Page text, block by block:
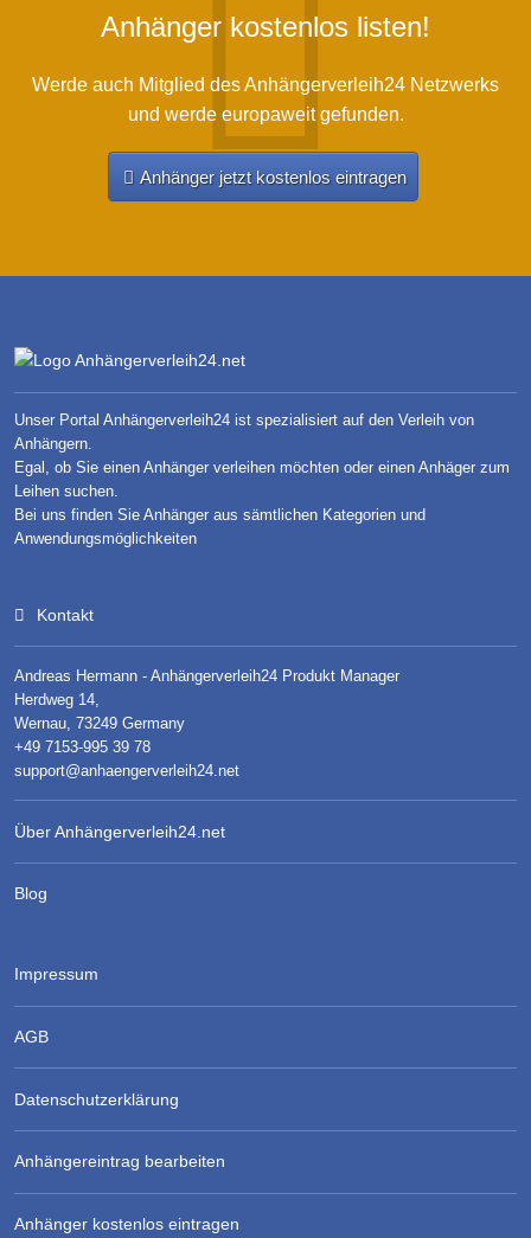
Anhänger kostenlos listen!
Werde auch Mitglied des Anhängerverleih24 Netzwerks
und werde europaweit gefunden.
Anhänger jetzt kostenlos eintragen
Unser Portal Anhängerverleih24 ist spezialisiert auf den Verleih von
Anhängern.
Egal, ob Sie einen Anhänger verleihen möchten oder einen Anhäger zum
Leihen suchen.
Bei uns finden Sie Anhänger aus sämtlichen Kategorien und
Anwendungsmöglichkeiten
Kontakt
Andreas Hermann - Anhängerverleih24 Produkt Manager
Herdweg 14,
Wernau, 73249 Germany
+49 7153-995 39 78
support@anhaengerverleih24.net
Über Anhängerverleih24.net
Blog
Impressum
AGB
Datenschutzerklärung
Anhängereintrag bearbeiten
Anhänger kostenlos eintragen